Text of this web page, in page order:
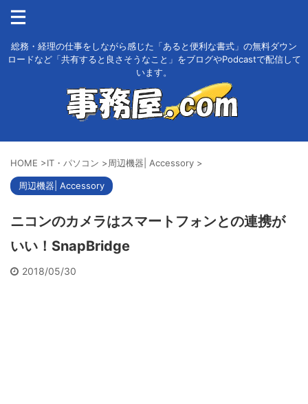
総務・経理の仕事をしながら感じた「あると便利な書式」の無料ダウン
ロードなど「共有すると良さそうなこと」をブログやPodcastで配信して
います。
HOME >IT・パソコン >周辺機器| Accessory >
周辺機器| Accessory
ニコンのカメラはスマートフォンとの連携が
いい！SnapBridge
2018/05/30